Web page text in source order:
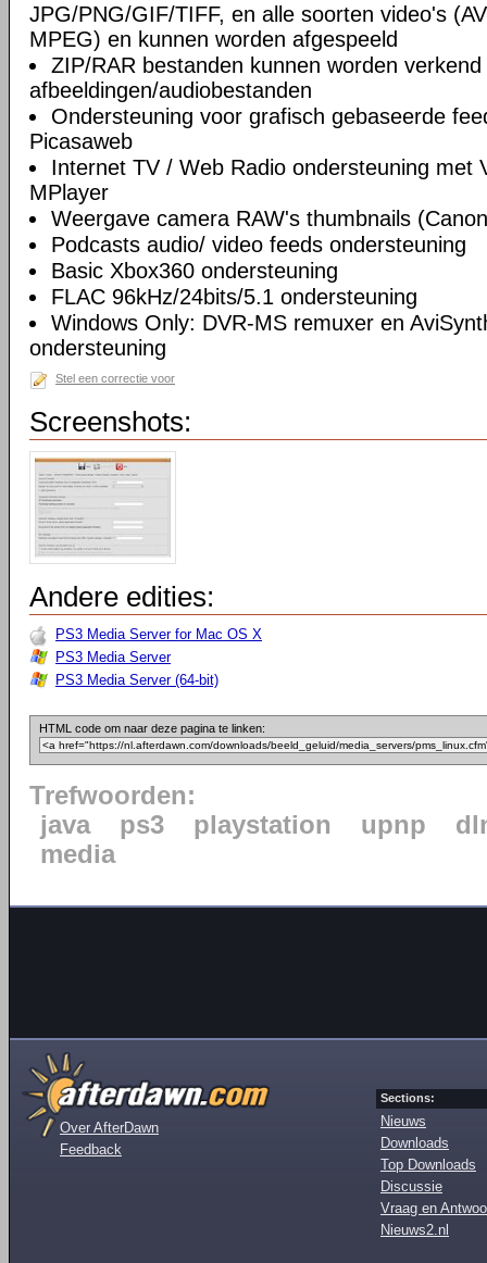
JPG/PNG/GIF/TIFF, en alle soorten video's
MPEG) en kunnen worden afgespeeld
ZIP/RAR bestanden kunnen worden
afbeeldingen/audiobestanden
Ondersteuning voor grafisch gebaseerde
Picasaweb
Internet TV / Web Radio ondersteuning met
MPlayer
Weergave camera RAW's thumbnails
Podcasts audio/ video feeds ondersteuning
Basic Xbox360 ondersteuning
FLAC 96kHz/24bits/5.1 ondersteuning
Windows Only: DVR-MS remuxer en
ondersteuning
Stel een correctie voor
Screenshots:
Andere edities:
PS3 Media Server for Mac OS X
PS3 Media Server
PS3 Media Server (64-bit)
HTML code om naar deze pagina te linken:
Trefwoorden:
java
ps3 playstation upnp
media
Over AfterDawn
Feedback
Sections:
Nieuws
Downloads
Top Downloads
Discussie
Vraag en
Nieuws2.nl